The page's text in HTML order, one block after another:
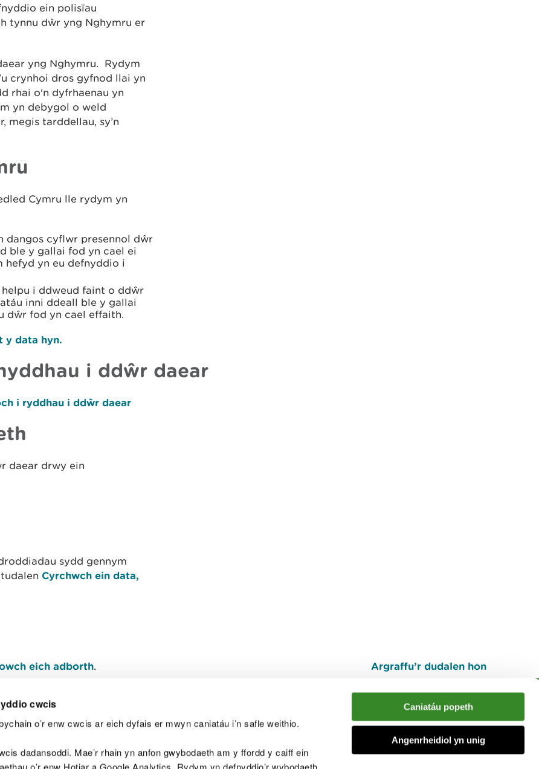
cwcis
o’r enw cwcis ar eich dyfais er mwyn caniatáu i’n safle weithio.
dadansoddi. Mae’r rhain yn anfon gwybodaeth am y ffordd y caiff ein
o’r enw Hotjar a Google Analytics. Rydym yn defnyddio’r wybodaeth
Caniatáu popeth
Angenrheidiol yn unig
ein polisïau
tynnu dŵr yng Nghymru er
yng Nghymru. Rydym
crynhoi dros gyfnod llai yn
rhai o'n dyfrhaenau yn
yn debygol o weld
megis tarddellau, sy’n
Cymru lle rydym yn
dangos cyflwr presennol dŵr
ble y gallai fod yn cael ei
hefyd yn eu defnyddio i
i ddweud faint o ddŵr
inni ddeall ble y gallai
dŵr fod yn cael effaith.
y data hyn.
i ddŵr daear
i ryddhau i ddŵr daear
daear drwy ein
sydd gennym
Cyrchwch ein data,
eich adborth. Argraffu’r dudalen hon
I fyny